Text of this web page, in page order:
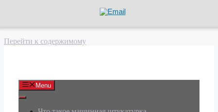
Перейти к содержимому
Menu